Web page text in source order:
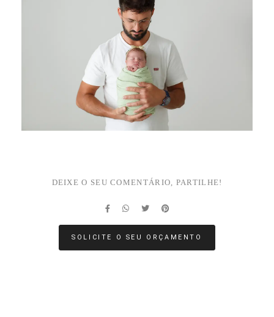
DEIXE O SEU COMENTÁRIO, PARTILHE!
SOLICITE O SEU ORÇAMENTO